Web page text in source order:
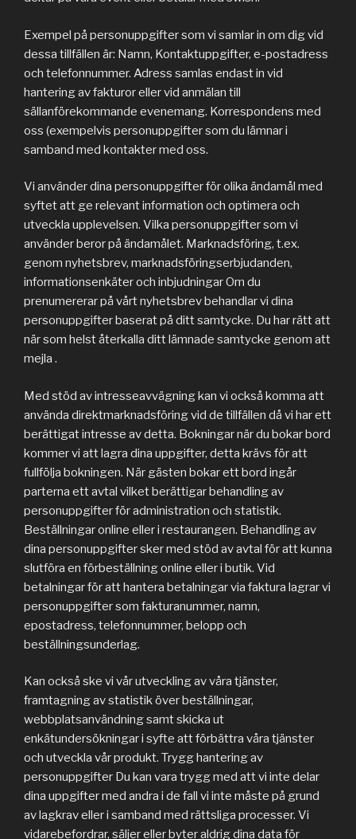
Exempel på personuppgifter som vi samlar in om dig vid
dessa tillfällen är: Namn, Kontaktuppgifter, e-postadress
och telefonnummer. Adress samlas endast in vid
hantering av fakturor eller vid anmälan till
sällanförekommande evenemang. Korrespondens med
oss (exempelvis personuppgifter som du lämnar i
samband med kontakter med oss.
Vi använder dina personuppgifter för olika ändamål med
syftet att ge relevant information och optimera och
utveckla upplevelsen. Vilka personuppgifter som vi
använder beror på ändamålet. Marknadsföring, t.ex.
genom nyhetsbrev, marknadsföringserbjudanden,
informationsenkäter och inbjudningar Om du
prenumererar på vårt nyhetsbrev behandlar vi dina
personuppgifter baserat på ditt samtycke. Du har rätt att
när som helst återkalla ditt lämnade samtycke genom att
mejla .
Med stöd av intresseavvägning kan vi också komma att
använda direktmarknadsföring vid de tillfällen då vi har ett
berättigat intresse av detta. Bokningar när du bokar bord
kommer vi att lagra dina uppgifter, detta krävs för att
fullfölja bokningen. När gästen bokar ett bord ingår
parterna ett avtal vilket berättigar behandling av
personuppgifter för administration och statistik.
Beställningar online eller i restaurangen. Behandling av
dina personuppgifter sker med stöd av avtal för att kunna
slutföra en förbeställning online eller i butik. Vid
betalningar för att hantera betalningar via faktura lagrar vi
personuppgifter som fakturanummer, namn,
epostadress, telefonnummer, belopp och
beställningsunderlag.
Kan också ske vi vår utveckling av våra tjänster,
framtagning av statistik över beställningar,
webbplatsanvändning samt skicka ut
enkätundersökningar i syfte att förbättra våra tjänster
och utveckla vår produkt. Trygg hantering av
personuppgifter Du kan vara trygg med att vi inte delar
dina uppgifter med andra i de fall vi inte måste på grund
av lagkrav eller i samband med rättsliga processer. Vi
vidarebefordrar, säljer eller byter aldrig dina data för